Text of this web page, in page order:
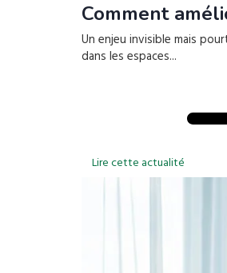
Comment
Un enjeu invisible mais
dans les espaces...
Lire cette actualité